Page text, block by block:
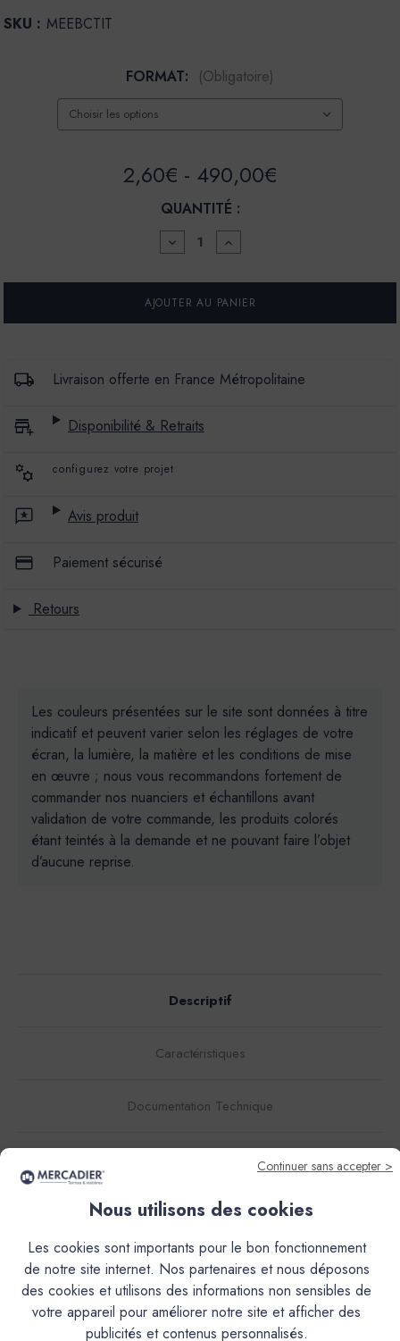
SKU : MEEBCTIT
FORMAT: (Obligatoire)
2,60€ - 490,00€
QUANTITÉ :
DIMINUER
LA
POUR
ENDUIT
COLORÉ
COULEUR
AUGMENTER
LA
POUR
ENDUIT
COLORÉ
-
COULEUR
Livraison offerte en France Métropolitaine
Disponibilité & Retraits
configurez votre projet
Avis produit
Paiement sécurisé
Retours
Les couleurs présentées sur le site sont données à titre
indicatif et peuvent varier selon les réglages de votre
écran, la lumière, la matière et les conditions de mise
en œuvre ; nous vous recommandons fortement de
commander nos nuanciers et échantillons avant
validation de votre commande, les produits colorés
étant teintés à la demande et ne pouvant faire l’objet
d’aucune reprise.
Descriptif
Caractéristiques
Documentation Technique
Couleurs & Échantillons
L’Enduit Béton Coloré (EBC), est un mortier décoratif de
finition, teinté dans la masse, à grain très fin.Il s'obtient par
le mélange d'une poudre et d'une résine liquide. Ses
qualités d'accroche exceptionnelles, sans primaire, sur la
plupart des supports, et ses propriétés hydrofuges en font
un matériau idéal pour la réalisation de sols, murs, plans de
travail et vasque, douches, terrasses extérieures etc...Il est
Continuer sans accepter >
Nous utilisons des cookies
Les cookies sont importants pour le bon fonctionnement
de notre site internet. Nos partenaires et nous déposons
des cookies et utilisons des informations non sensibles de
votre appareil pour améliorer notre site et afficher des
publicités et contenus personnalisés.